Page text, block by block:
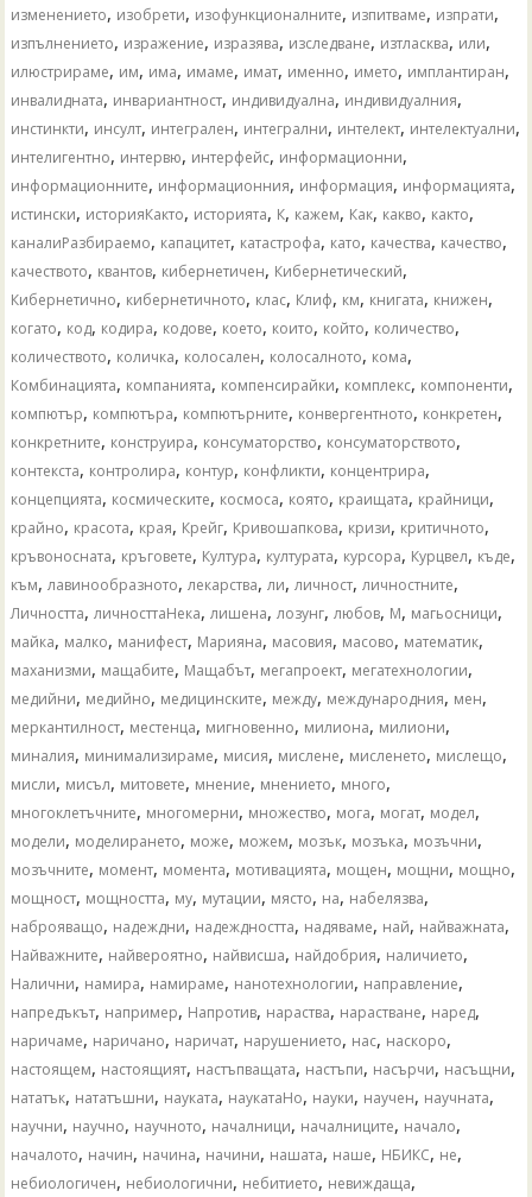
изменението, изобрети, изофункционалните, изпитваме, изпрати,
изпълнението, изражение, изразява, изследване, изтласква, или,
илюстрираме, им, има, имаме, имат, именно, името, имплантиран,
инвалидната, инвариантност, индивидуална, индивидуалния,
инстинкти, инсулт, интегрален, интегрални, интелект, интелектуални,
интелигентно, интервю, интерфейс, информационни,
информационните, информационния, информация, информацията,
истински, историяКакто, историята, К, кажем, Как, какво, както,
каналиРазбираемо, капацитет, катастрофа, като, качества, качество,
качеството, квантов, кибернетичен, Кибернетический,
Кибернетично, кибернетичното, клас, Клиф, км, книгата, книжен,
когато, код, кодира, кодове, което, които, който, количество,
количеството, количка, колосален, колосалното, кома,
Комбинацията, компанията, компенсирайки, комплекс, компоненти,
компютър, компютъра, компютърните, конвергентното, конкретен,
конкретните, конструира, консуматорство, консуматорството,
контекста, контролира, контур, конфликти, концентрира,
концепцията, космическите, космоса, която, краищата, крайници,
крайно, красота, края, Крейг, Кривошапкова, кризи, критичното,
кръвоносната, кръговете, Култура, културата, курсора, Курцвел, къде,
към,лавинообразното,лекарства,ли,личност,личностните,
Личността,личносттаНека,лишена,лозунг,любов, М, магьосници,
майка, малко, манифест, Марияна, масовия, масово, математик,
маханизми, мащабите, Мащабът, мегапроект, мегатехнологии,
медийни, медийно, медицинските, между, международния, мен,
меркантилност, местенца, мигновенно, милиона, милиони,
миналия, минимализираме, мисия, мислене, мисленето, мислещо,
мисли, мисъл, митовете, мнение, мнението, много,
многоклетъчните, многомерни, множество, мога, могат, модел,
модели, моделирането, може, можем, мозък, мозъка, мозъчни,
мозъчните, момент, момента, мотивацията, мощен, мощни, мощно,
мощност, мощността, му, мутации, място, на, набелязва,
наброяващо, надеждни, надеждността, надяваме, най, найважната,
Найважните, найвероятно, найвисша, найдобрия, наличието,
Налични, намира, намираме, нанотехнологии, направление,
напредъкът, например, Напротив, нараства, нарастване, наред,
наричаме, наричано, наричат, нарушението, нас, наскоро,
настоящем, настоящият, настъпващата, настъпи, насърчи, насъщни,
нататък, нататъшни, науката, наукатаНо, науки, научен, научната,
научни, научно, научното, началници, началниците, начало,
началото, начин, начина, начини, нашата, наше, НБИКС, не,
небиологичен, небиологични, небитието, невиждаща,